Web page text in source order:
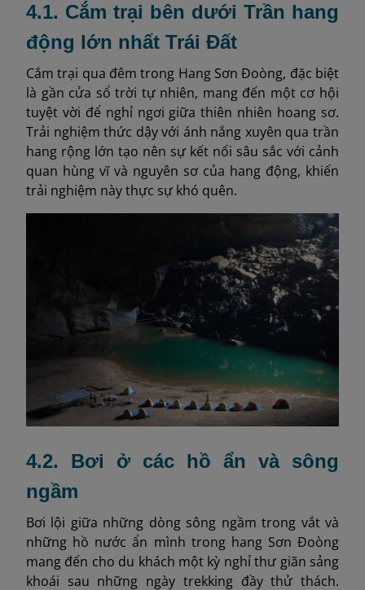
4.1. Cắm trại bên dưới Trần hang
động lớn nhất Trái Đất
Cắm trại qua đêm trong Hang Sơn Đoòng, đặc biệt
là gần cửa sổ trời tự nhiên, mang đến một cơ hội
tuyệt vời để nghỉ ngơi giữa thiên nhiên hoang sơ.
Trải nghiệm thức dậy với ánh nắng xuyên qua trần
hang rộng lớn tạo nên sự kết nối sâu sắc với cảnh
quan hùng vĩ và nguyên sơ của hang động, khiến
trải nghiệm này thực sự khó quên.
4.2. Bơi ở các hồ ẩn và sông
ngầm
Bơi lội giữa những dòng sông ngầm trong vắt và
những hồ nước ẩn mình trong hang Sơn Đoòng
mang đến cho du khách một kỳ nghỉ thư giãn sảng
khoái sau những ngày trekking đầy thử thách.